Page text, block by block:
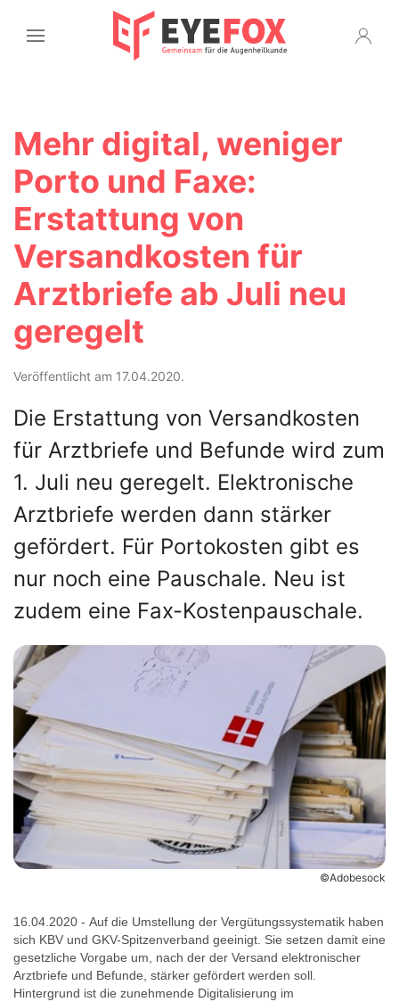
Mehr digital, weniger
Porto und Faxe:
Erstattung von
Versandkosten für
Arztbriefe ab Juli neu
geregelt
Veröffentlicht am 17.04.2020.
Die Erstattung von Versandkosten
für Arztbriefe und Befunde wird zum
1. Juli neu geregelt. Elektronische
Arztbriefe werden dann stärker
gefördert. Für Portokosten gibt es
nur noch eine Pauschale. Neu ist
zudem eine Fax-Kostenpauschale.
©Adobesock
16.04.2020 - Auf die Umstellung der Vergütungssystematik haben
sich KBV und GKV-Spitzenverband geeinigt. Sie setzen damit eine
gesetzliche Vorgabe um, nach der der Versand elektronischer
Arztbriefe und Befunde, stärker gefördert werden soll.
Hintergrund ist die zunehmende Digitalisierung im